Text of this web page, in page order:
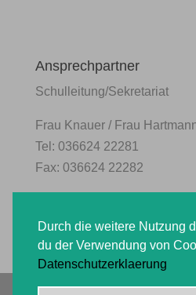
Durch die weitere Nutzung
du der Verwendung von
Datenschutzerklaerung
Ansprechpartner
Schulleitung/Sekretariat
Frau Knauer / Frau
Tel: 036624 22281
Fax: 036624 22282
Copyright by Grundschule